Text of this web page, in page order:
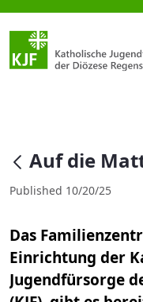
Auf die
null
Auf die
Published 10/20/25
Das
Einrichtung der
Jugendfürsorge